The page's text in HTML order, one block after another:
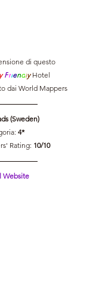
di questo
y Friendly Hotel
dai World Mappers
(Sweden)
4*
Rating: 10/10
Website